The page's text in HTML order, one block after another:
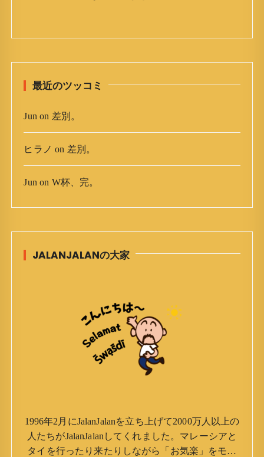
最近のツッコミ
Jun on 差別。
ヒラノ on 差別。
Jun on W杯、完。
JALANJALANの大家
1996年2月にJalanJalanを立ち上げて2000万人以上の
人たちがJalanJalanしてくれました。マレーシアと
タイを行ったり来たりしながら「お気楽」をモッ